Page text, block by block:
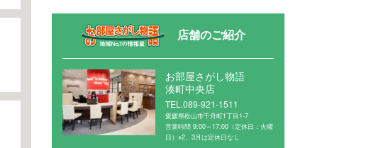
店舗のご紹介
お部屋さがし物語
湊町中央店
TEL.089-921-1511
愛媛県松山市千舟町1丁目1-7
営業時間 9:00～17:00（定休日：火曜
日）※2、3月は定休日なし